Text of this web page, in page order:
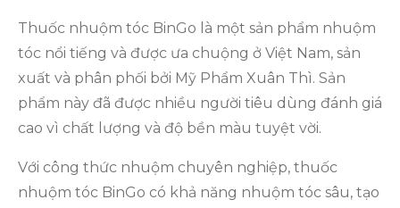
Thuốc nhuộm tóc BinGo là một sản phẩm nhuộm
tóc nổi tiếng và được ưa chuộng ở Việt Nam, sản
xuất và phân phối bởi Mỹ Phẩm Xuân Thì. Sản
phẩm này đã được nhiều người tiêu dùng đánh giá
cao vì chất lượng và độ bền màu tuyệt vời.
Với công thức nhuộm chuyên nghiệp, thuốc
nhuộm tóc BinGo có khả năng nhuộm tóc sâu, tạo